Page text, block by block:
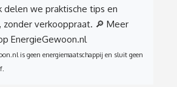
delen we praktische tips en
verkooppraat. 🔎 Meer
EnergieGewoon.nl
is geen energiemaatschappij en sluit geen